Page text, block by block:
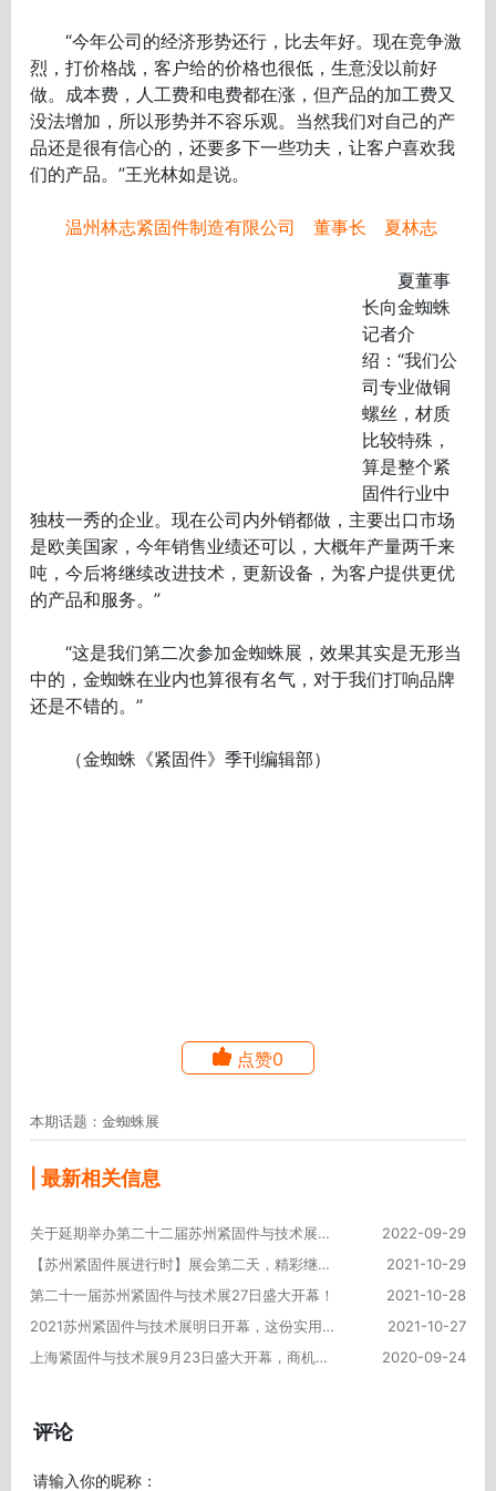
“今年公司的经济形势还行，比去年好。现在竞争激
烈，打价格战，客户给的价格也很低，生意没以前好
做。成本费，人工费和电费都在涨，但产品的加工费又
没法增加，所以形势并不容乐观。当然我们对自己的产
品还是很有信心的，还要多下一些功夫，让客户喜欢我
们的产品。”王光林如是说。
温州林志紧固件制造有限公司 董事长 夏林志
夏董事
长向金蜘蛛
记者介
绍：“我们公
司专业做铜
螺丝，材质
比较特殊，
算是整个紧
固件行业中
独枝一秀的企业。现在公司内外销都做，主要出口市场
是欧美国家，今年销售业绩还可以，大概年产量两千来
吨，今后将继续改进技术，更新设备，为客户提供更优
的产品和服务。”
“这是我们第二次参加金蜘蛛展，效果其实是无形当
中的，金蜘蛛在业内也算很有名气，对于我们打响品牌
还是不错的。”
（金蜘蛛《紧固件》季刊编辑部）
点赞0
本期话题：金蜘蛛展
| 最新相关信息
关于延期举办第二十二届苏州紧固件与技术展的通知
2022-09-29
【苏州紧固件展进行时】展会第二天，精彩继续，热情不减！
2021-10-29
第二十一届苏州紧固件与技术展27日盛大开幕！
2021-10-28
2021苏州紧固件与技术展明日开幕，这份实用的逛展攻略请收好！
2021-10-27
上海紧固件与技术展9月23日盛大开幕，商机涌动！
2020-09-24
评论
请输入你的昵称：